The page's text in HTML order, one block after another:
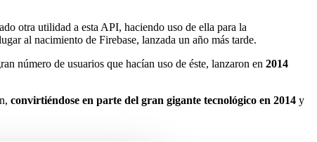
otra utilidad a esta API, haciendo uso de ella para la
al nacimiento de Firebase, lanzada un año más tarde.
número de usuarios que hacían uso de éste, lanzaron en 2014
convirtiéndose en parte del gran gigante tecnológico en 2014 y